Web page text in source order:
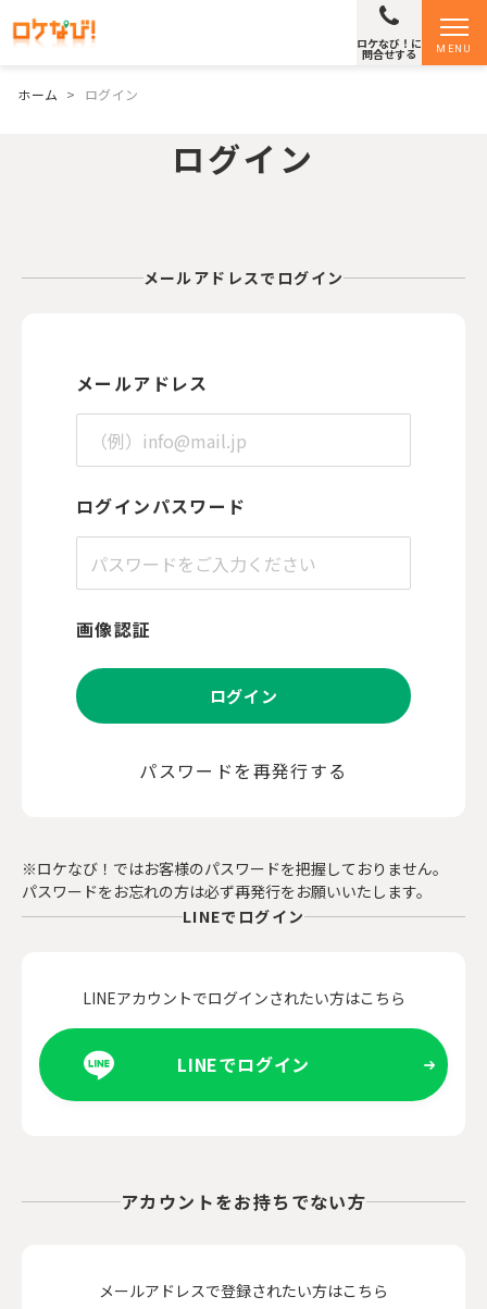
MENU
ロケなび！に
問合せする
ホーム > ログイン
ログイン
メールアドレスでログイン
メールアドレス
ログインパスワード
画像認証
ログイン
パスワードを再発行する
※ロケなび！ではお客様のパスワードを把握しておりません。
パスワードをお忘れの方は必ず再発行をお願いいたします。
LINEでログイン
LINEアカウントでログインされたい方はこちら
LINEでログイン
アカウントをお持ちでない方
メールアドレスで登録されたい方はこちら